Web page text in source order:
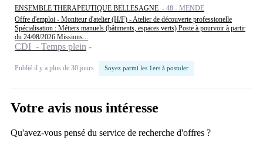
ENSEMBLE THERAPEUTIQUE BELLESAGNE - 48 - MENDE
Offre d'emploi - Moniteur d'atelier (H/F) - Atelier de découverte professionelle
Spécialisation : Métiers manuels (bâtiments, espaces verts) Poste à pourvoir à partir
du 24/08/2026 Missions...
CDI - Temps plein
Publié il y a plus de 30 jours Soyez parmi les 1ers à postuler
Votre avis nous intéresse
Qu'avez-vous pensé du service de recherche d'offres ?